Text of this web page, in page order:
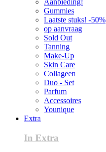
Aanbieding!
Gummies
Laatste stuks! -50%
op aanvraag
Sold Out
Tanning
Make-Up
Skin Care
Collageen
Duo - Set
Parfum
Accessoires
Younique
Extra
In Extra